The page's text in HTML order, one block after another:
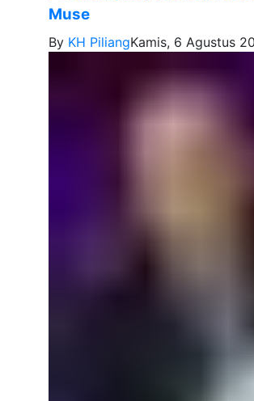
Muse
By KH PiliangKamis, 6 Agustus